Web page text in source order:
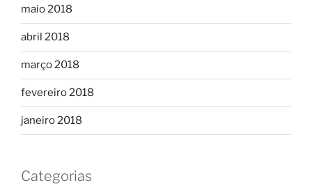
maio 2018
abril 2018
março 2018
fevereiro 2018
janeiro 2018
Categorias